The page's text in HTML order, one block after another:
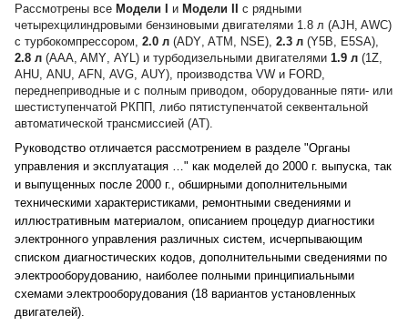
Рассмотрены все Модели I и Модели II с рядными
четырехцилиндровыми бензиновыми двигателями 1.8 л (AJH , AWC)
с турбокомпрессором, 2.0 л (ADY , ATM NSE), 2.3 л (Y5B E5SA),
2.8 л (AAA , AMY AYL ) и турбодизельными двигателями 1.9 л (1Z
AHU ANU AFN AVG AUY), производства VW и FORD
переднеприводные и с полным приводом, оборудованные пяти- или
шестиступенчатой РКПП, либо пятиступенчатой секвентальной
автоматической трансмиссией (АТ).
Руководство отличается рассмотрением в разделе "Органы
управления и эксплуатация …" как моделей до 2000 г. выпуска, так
и выпущенных после 2000 г., обширными дополнительными
техническими характеристиками, ремонтными сведениями и
иллюстративным материалом, описанием процедур диагностики
электронного управления различных систем, исчерпывающим
списком диагностических кодов, дополнительными сведениями по
электрооборудованию, наиболее полными принципиальными
схемами электрооборудования (18 вариантов установленных
двигателей).